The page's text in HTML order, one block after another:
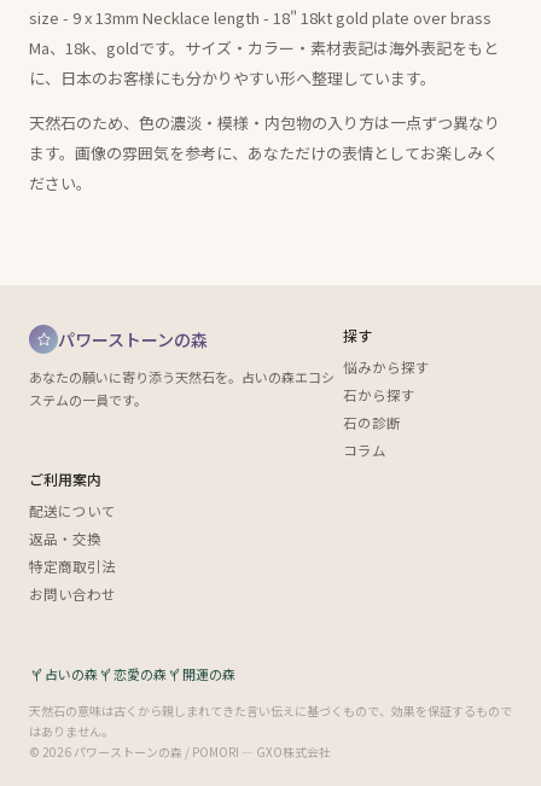
size - 9 x 13mm Necklace length - 18" 18kt gold plate over brass
Ma、18k、goldです。サイズ・カラー・素材表記は海外表記をもと
に、日本のお客様にも分かりやすい形へ整理しています。
天然石のため、色の濃淡・模様・内包物の入り方は一点ずつ異なり
ます。画像の雰囲気を参考に、あなただけの表情としてお楽しみく
ださい。
パワーストーンの森
あなたの願いに寄り添う天然石を。占いの森エコシ
ステムの一員です。
探す
悩みから探す
石から探す
石の診断
コラム
ご利用案内
配送について
返品・交換
特定商取引法
お問い合わせ
占いの森 恋愛の森 開運の森
天然石の意味は古くから親しまれてきた言い伝えに基づくもので、効果を保証するもので
はありません。
© 2026 パワーストーンの森 / POMORI — GXO株式会社